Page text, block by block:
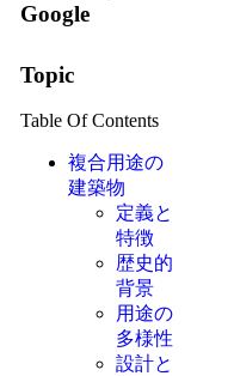
Google
Topic
Table Of Contents
複合用途の
建築物
定義と
特徴
歴史的
背景
用途の
多様性
設計と